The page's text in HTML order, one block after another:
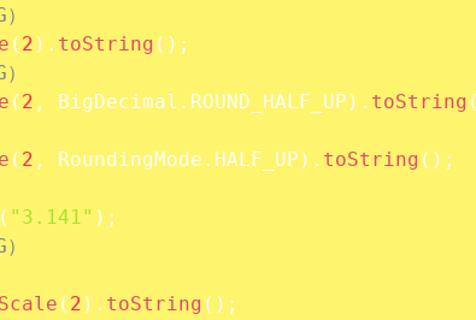
( 2 ) . toString ( ) ;
( 2 , BigDecimal . ROUND_HALF_UP ) . toString (
( 2 , RoundingMode . HALF_UP ) . toString ( ) ;
( "3.141" ) ;
( 2 ) . toString ( ) ;